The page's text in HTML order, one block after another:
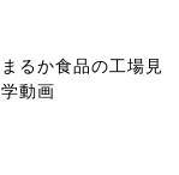
まるか食品の工場見
学動画